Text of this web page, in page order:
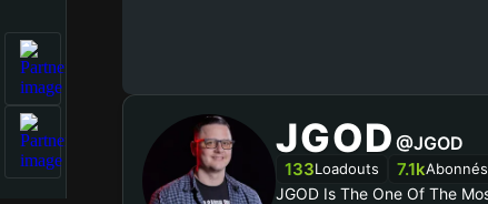
JGOD @JGOD
133Loadouts 7.1kAbonnés
JGOD Is The One Of The